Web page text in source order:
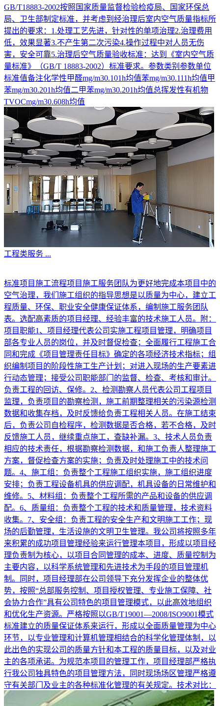
GB/T18883-2002按照国家质量监督检验检疫局、国家环保总
局、卫生部制定标准，并考虑到经治理后室内空气质量指标所
提出的要求：1.处理工艺先进，针对性的单项治理2.治理费用
低，效果显著3.不产生第二次污染4.操作过程中对人员无伤
害，安全可靠5.治理后空气质量验收标准：达到《室内空气质
量标准》（GB/T 18883-2002）标准要求。参数类别参数单位
标准值备注化学性甲醛mg/m30.101h均值苯mg/m30.111h均值甲
苯mg/m30.201h均值二甲苯mg/m30.201h均值总挥发性有机物
TVOCmg/m30.608h均值
工程类服务 ...
标准项目施工流程项目施工服务团队为更好地完成本项目中的
空气治理，我们施工组织的指导思想是以质量为中心，建立工
程质量、环保、职业安全健康保证体系，编制施工服务团队
表。选配高素质的项目经理、经验丰富的技术施工人员。附：
项目职能1、项目经理代表公司实施工程项目管理，明确项目
部各专业人员的岗位，并及时督促检查；全面履行工程施工合
同和完成《项目管理责任目标》确定的各项经济技术指标；组
织编制项目的阶段性施工生产计划；对进入现场的生产要素进
行动态管理；接受公司职能部门的监督、检查、考核和审计。
负责工程的回访、保修。2、检测勘察人员代表公司工程项目
监理，负责项目的勘察检测，施工前期整理相关的污染源检测
数据和收集存档，及时反馈给负责工程相关人员。在施工结束
后，负责公司自检程序，检测数据是否合格，若不合格，及时
反馈施工人员，继续重点施工，查缺补漏。3、技术人员负责
相应的技术责任，根据勘察检测数据，和施工负责人整理施工
方案，督促检查方案的实施；负责及时处理施工中的技术问
题。4、施工组：负责整个工程施工组织实施，施工组织进度
安排；负责工程设备机具的供应调配，机具设备的日常维护和
维修。5、材料组：负责整个工程所需的产品和设备的供应调
配。6、质量组：负责整个工程的技术和质量管理，技术资料
收集。7、安全组：负责工程的安全生产和文明施工工作；现
场的后勤管理，生活设施的文明卫生管理。我公司将按照多年
来积累的成功项目管理经验来运行管理本项目，形成以项目经
理负责制为核心，以项目合同管理的成本、进度、质量控制为
主要内容，以科学系统管理和先进技术为手段的项目管理机
制。同时，项目经理部在公司领导下充分发挥企业的整体优
势，按照“总部服务控制、项目授权管理、专业施工保障、社
会协力合作”具有公司特色的项目管理模式，以此高效地组织
和优化生产资源。严格按照以GB/T19001—2008/ISO9001模式
标准建立的质量保证体系来运行，形成以全面质量管理为中心
环节，以专业管理和计算机管理相结合的科学化管理体制，以
此出色的实现公司的质量方针和本工程的质量目标，以及对业
主的各项承诺。为规范本项目的管理工作，项目经理部严格执
行我公司独具特色的项目管理方法，同时现场场区管理严格遵
守有关部门及业主的各种标准化管理的有关规定。技术对比：